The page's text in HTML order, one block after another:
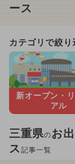
ース
カテゴリで絞り
新オープン・
アル
三重県のお
ス 記事一覧